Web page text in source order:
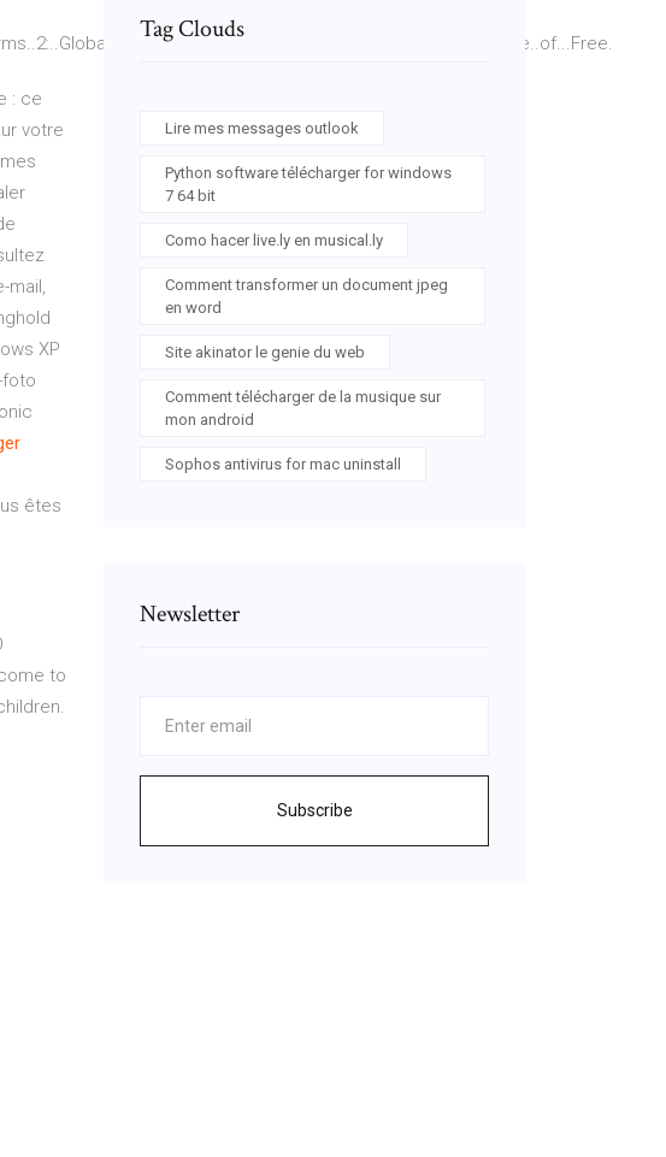
: ce
votre
mail,
XP
foto
êtes
to
Tag Clouds
Lire mes messages outlook
Python software télécharger for windows
7 64 bit
Como hacer live.ly en musical.ly
Comment transformer un document jpeg
en word
Site akinator le genie du web
Comment télécharger de la musique sur
mon android
Sophos antivirus for mac uninstall
Newsletter
Subscribe